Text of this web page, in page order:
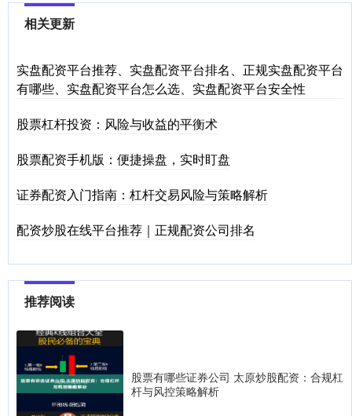
相关更新
实盘配资平台推荐、实盘配资平台排名、正规实盘配资平台
有哪些、实盘配资平台怎么选、实盘配资平台安全性
股票杠杆投资：风险与收益的平衡术
股票配资手机版：便捷操盘，实时盯盘
证券配资入门指南：杠杆交易风险与策略解析
配资炒股在线平台推荐｜正规配资公司排名
推荐阅读
股票有哪些证券公司 太原炒股配资：合规杠
杆与风控策略解析